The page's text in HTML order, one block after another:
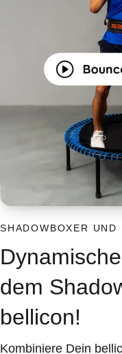
SHADOWBOXER UND
dem
bellicon!
Kombiniere Dein